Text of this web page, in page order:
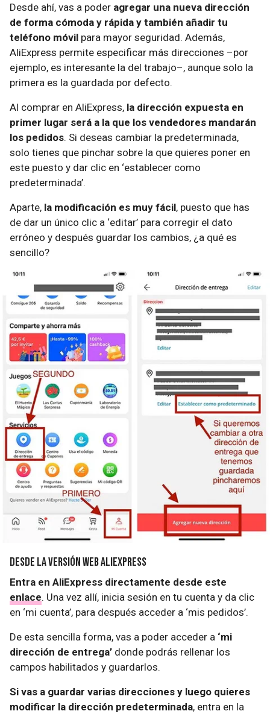
Desde ahí, vas a poder agregar una nueva dirección
de forma cómoda y rápida y también añadir tu
teléfono móvil para mayor seguridad. Además,
AliExpress permite especificar más direcciones –por
ejemplo, es interesante la del trabajo–, aunque solo la
primera es la guardada por defecto.
Al comprar en AliExpress, la dirección expuesta en
primer lugar será a la que los vendedores mandarán
los pedidos. Si deseas cambiar la predeterminada,
solo tienes que pinchar sobre la que quieres poner en
este puesto y dar clic en ‘establecer como
predeterminada’.
Aparte, la modificación es muy fácil, puesto que has
de dar un único clic a ‘editar’ para corregir el dato
erróneo y después guardar los cambios, ¿a qué es
sencillo?
Desde la versión web AliExpress
Entra en AliExpress directamente desde este
enlace. Una vez allí, inicia sesión en tu cuenta y da clic
en ‘mi cuenta’, para después acceder a ‘mis pedidos’.
De esta sencilla forma, vas a poder acceder a ‘mi
dirección de entrega’ donde podrás rellenar los
campos habilitados y guardarlos.
Si vas a guardar varias direcciones y luego quieres
modificar la dirección predeterminada, entra en la